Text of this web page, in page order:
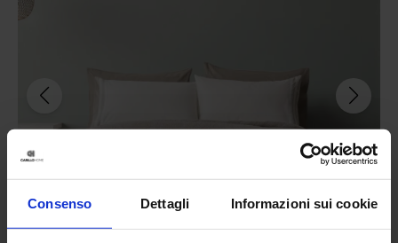
Consenso Dettagli Informazioni sui cookie